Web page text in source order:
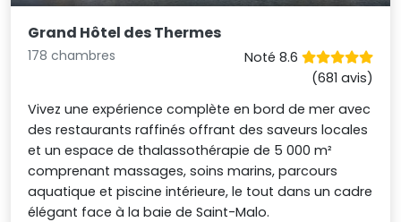
Grand Hôtel des Thermes
178 chambres
Noté 8.6
(681 avis)
Vivez une expérience complète en bord de mer avec
des restaurants raffinés offrant des saveurs locales
et un espace de thalassothérapie de 5 000 m²
comprenant massages, soins marins, parcours
aquatique et piscine intérieure, le tout dans un cadre
élégant face à la baie de Saint-Malo.